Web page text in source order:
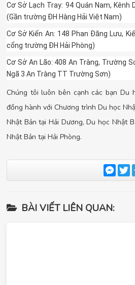
Cơ Sở Lạch Tray: 94 Quán Nam, Kênh
(Gần trường ĐH Hàng Hải Việt Nam)
Cơ Sở Kiến An: 148 Phan Đăng Lưu,
cổng trường ĐH Hải Phòng)
Cơ Sở An Lão: 408 An Tràng, Trường
Ngã 3 An Tràng TT Trường Sơn)
Chúng tôi luôn bên cạnh các bạn Du
đồng hành với Chương trình Du học
Nhật Bản tại Hải Dương, Du học Nhật
Nhật Bản tại Hải Phòng.
BÀI VIẾT LIÊN QUAN: